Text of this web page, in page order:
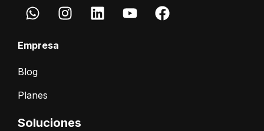
Empresa
Blog
Planes
Soluciones